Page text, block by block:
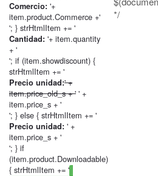
Comercio: '+
item.product.Commerce +'
'; } strHtmlItem += '
Cantidad: '+ item.quantity
+ '
'; if (item.showdiscount) {
strHtmlItem += '
Precio unidad:' +
item.price_old_s + ' ' +
item.price_s + '
'; } else { strHtmlItem += '
Precio unidad: ' +
item.price_s + '
'; } if
(item.product.Downloadable)
{ strHtmlItem += '
*/